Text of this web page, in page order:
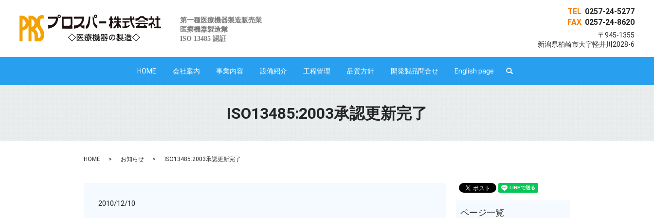
TEL 0257-24-5277
FAX 0257-24-8620
〒945-1355
新潟県柏崎市大字軽井川2028-6
第一種医療機器製造販売業
医療機器製造業
ISO 13485 認証
HOME 会社案内 事業内容 設備紹介 工程管理 品質方針 開発製品問合せ English page
ISO13485:2003承認更新完了
HOME お知らせ ISO13485:2003承認更新完了
2010/12/10